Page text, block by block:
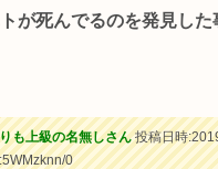
が死んでるのを発見した
も上級の名無しさん投稿日時
0